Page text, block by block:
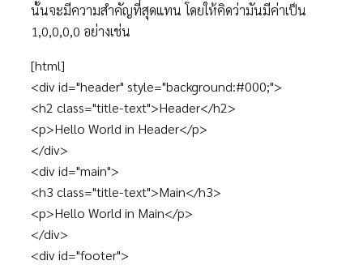
นั้นจะมีความสำคัญที่สุดแทน โดยให้คิดว่ามันมีค่าเป็น
1,0,0,0,0 อย่างเช่น
[html]
<div id="header" style="background:#000;">
<h2 class="title-text">Header</h2>
<p>Hello World in Header</p>
</div>
<div id="main">
<h3 class="title-text">Main</h3>
<p>Hello World in Main</p>
</div>
<div id="footer">